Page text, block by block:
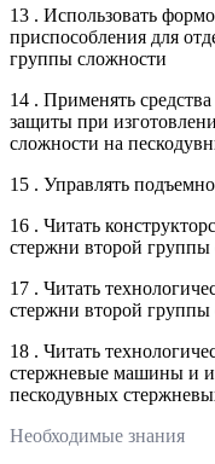
13 . Использовать
приспособления для
группы сложности
14 . Применять
защиты при
сложности на
15 . Управлять
16 . Читать
стержни второй группы
17 . Читать
стержни второй группы
18 . Читать
стержневые машины и
пескодувных
Необходимые знания